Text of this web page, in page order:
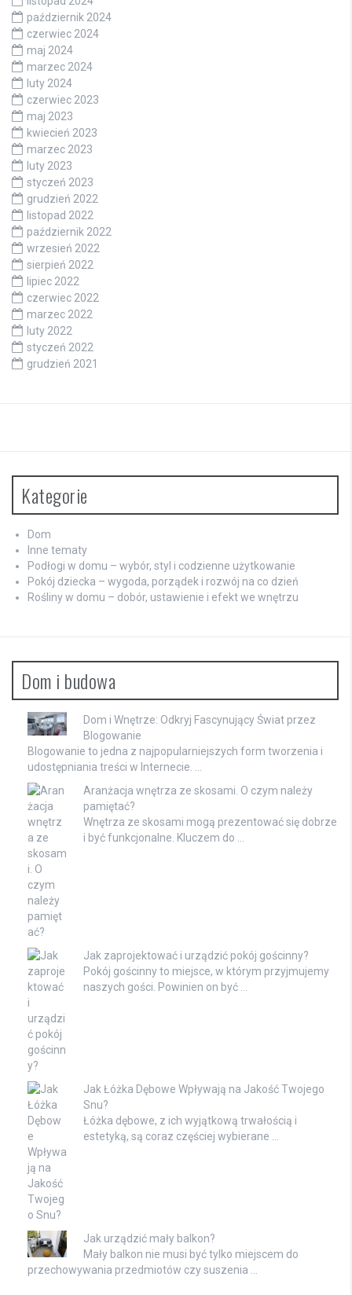
październik 2024
czerwiec 2024
maj 2024
marzec 2024
luty 2024
czerwiec 2023
maj 2023
kwiecień 2023
marzec 2023
luty 2023
styczeń 2023
grudzień 2022
listopad 2022
październik 2022
wrzesień 2022
sierpień 2022
lipiec 2022
czerwiec 2022
marzec 2022
luty 2022
styczeń 2022
grudzień 2021
Kategorie
Dom
Inne tematy
Podłogi w domu – wybór, styl i codzienne użytkowanie
Pokój dziecka – wygoda, porządek i rozwój na co dzień
Rośliny w domu – dobór, ustawienie i efekt we wnętrzu
Dom i budowa
Dom i Wnętrze: Odkryj Fascynujący Świat przez
Blogowanie
Blogowanie to jedna z najpopularniejszych form tworzenia i
udostępniania treści w Internecie. …
Aranżacja wnętrza ze skosami. O czym należy
pamiętać?
Wnętrza ze skosami mogą prezentować się dobrze
i być funkcjonalne. Kluczem do …
Jak zaprojektować i urządzić pokój gościnny?
Pokój gościnny to miejsce, w którym przyjmujemy
naszych gości. Powinien on być …
Jak Łóżka Dębowe Wpływają na Jakość Twojego
Snu?
Łóżka dębowe, z ich wyjątkową trwałością i
estetyką, są coraz częściej wybierane …
Jak urządzić mały balkon?
Mały balkon nie musi być tylko miejscem do
przechowywania przedmiotów czy suszenia …